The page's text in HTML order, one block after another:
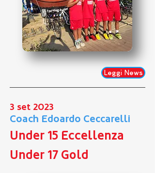
Leggi News
3 set 2023
Coach Edoardo Ceccarelli
Under 15 Eccellenza
Under 17 Gold